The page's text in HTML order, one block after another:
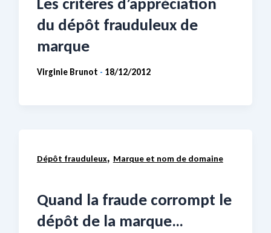
du dépôt frauduleux de
marque
Virginie Brunot - 18/12/2012
Dépôt frauduleux, Marque et nom de domaine
Quand la fraude corrompt le
dépôt de la marque…